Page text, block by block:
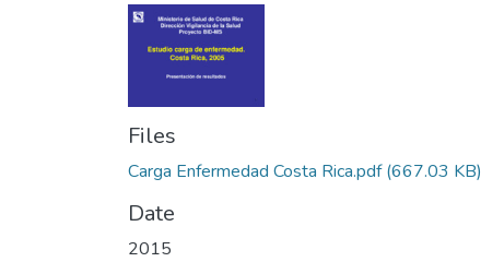
Files
Carga Enfermedad Costa Rica.pdf(667.03 KB)
Date
2015